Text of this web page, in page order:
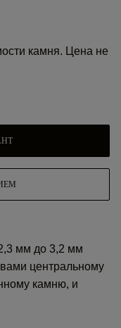
камня. Цена не
мм до 3,2 мм
центральному
камню, и